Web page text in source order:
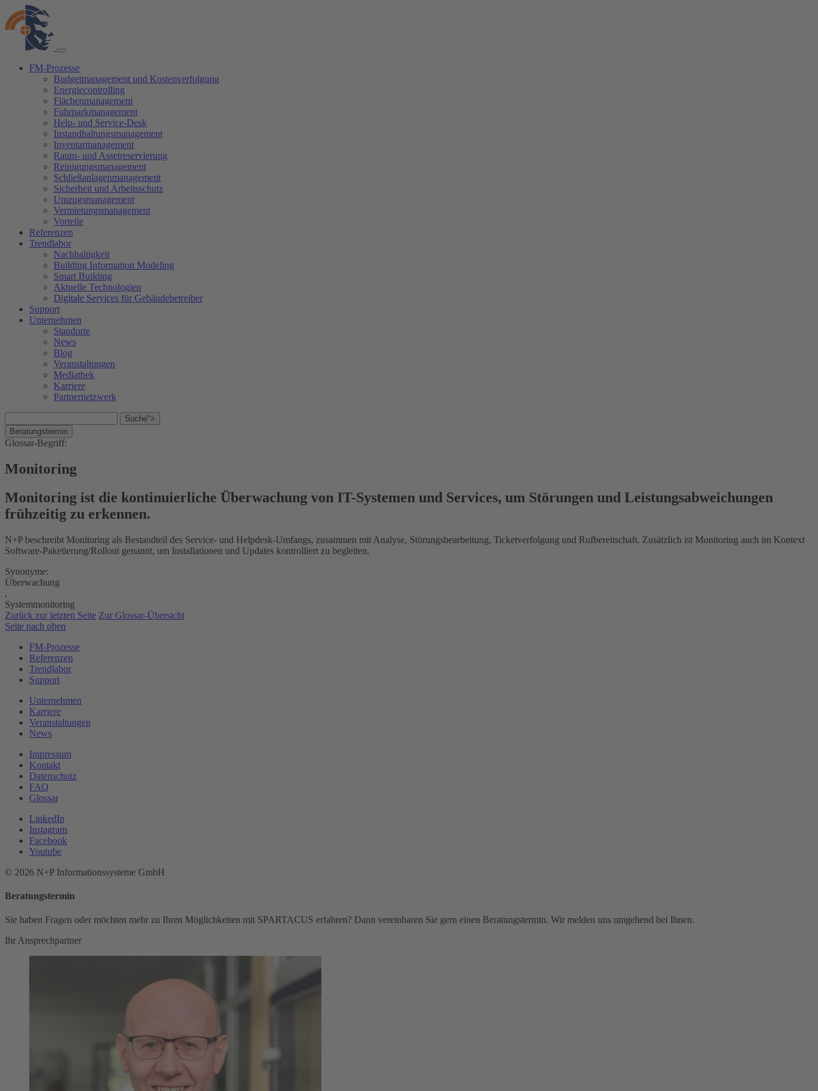
FM-Prozesse
Budgetmanagement und Kostenverfolgung
Energiecontrolling
Flächenmanagement
Fuhrparkmanagement
Help- und Service-Desk
Instandhaltungsmanagement
Inventarmanagement
Raum- und Assetreservierung
Reinigungsmanagement
Schließanlagenmanagement
Sicherheit und Arbeitsschutz
Umzugsmanagement
Vermietungsmanagement
Vorteile
Referenzen
Trendlabor
Nachhaltigkeit
Building Information Modeling
Smart Building
Aktuelle Technologien
Digitale Services für Gebäudebetreiber
Support
Unternehmen
Standorte
News
Blog
Veranstaltungen
Mediathek
Karriere
Partnernetzwerk
Suche">
Beratungstermin
Glossar-Begriff:
Monitoring
Monitoring ist die kontinuierliche Überwachung von IT-Systemen und Services, um Störungen und Leistungsabweichungen
frühzeitig zu erkennen.
N+P beschreibt Monitoring als Bestandteil des Service- und Helpdesk-Umfangs, zusammen mit Analyse, Störungsbearbeitung, Ticketverfolgung und Rufbereitschaft. Zusätzlich ist Monitoring auch im Kontext
Software-Paketierung/Rollout genannt, um Installationen und Updates kontrolliert zu begleiten.
Synonyme:
Überwachung
,
Systemmonitoring
Zurück zur letzten Seite Zur Glossar-Übersicht
Seite nach oben
FM-Prozesse
Referenzen
Trendlabor
Support
Unternehmen
Karriere
Veranstaltungen
News
Impressum
Kontakt
Datenschutz
FAQ
Glossar
LinkedIn
Instagram
Facebook
Youtube
© 2026 N+P Informationssysteme GmbH
Beratungstermin
Sie haben Fragen oder möchten mehr zu Ihren Möglichkeiten mit SPARTACUS erfahren? Dann vereinbaren Sie gern einen Beratungstermin. Wir melden uns umgehend bei Ihnen.
Ihr Ansprechpartner